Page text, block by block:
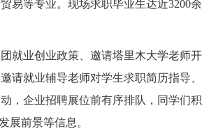
易等专业。现场求职毕业生达近3200余
业创业政策、邀请塔里木大学老师开
请就业辅导老师对学生求职简历指导、
，企业招聘展位前有序排队，同学们积
展前景等信息。